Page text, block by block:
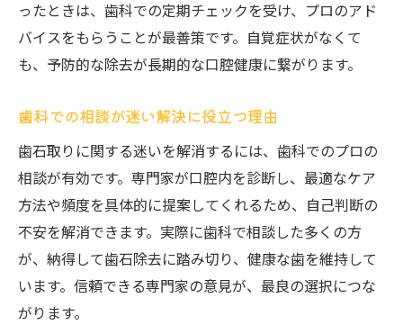
ったときは、歯科での定期チェックを受け、プロのアド
バイスをもらうことが最善策です。自覚症状がなくて
も、予防的な除去が長期的な口腔健康に繋がります。
歯科での相談が迷い解決に役立つ理由
歯石取りに関する迷いを解消するには、歯科でのプロの
相談が有効です。専門家が口腔内を診断し、最適なケア
方法や頻度を具体的に提案してくれるため、自己判断の
不安を解消できます。実際に歯科で相談した多くの方
が、納得して歯石除去に踏み切り、健康な歯を維持して
います。信頼できる専門家の意見が、最良の選択につな
がります。